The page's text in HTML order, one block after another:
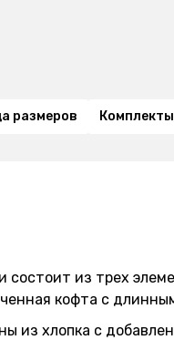
размеров Комплекты
состоит из трех
кофта с
из хлопка с